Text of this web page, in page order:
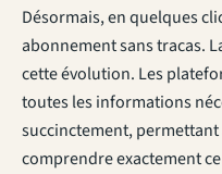
Désormais, en quelques
abonnement sans tracas.
cette évolution. Les
toutes les informations
succinctement,
comprendre exactement